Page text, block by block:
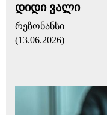
დიდი ვალი
რეზონანსი
(13.06.2026)